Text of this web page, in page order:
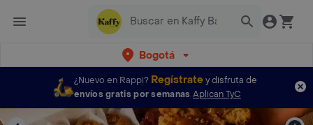
Bogotá
¿Nuevo en Rappi? Regístratey disfruta de
envíos gratis por semanas Aplican TyC